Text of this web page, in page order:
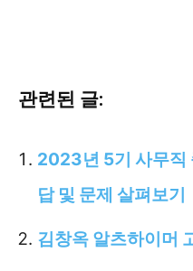
관련된 글:
2023년 5기 사무직
답 및 문제 살펴보기
김창옥 알츠하이머